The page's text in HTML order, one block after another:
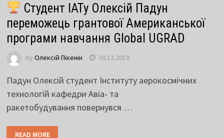
Студент ІАТу Олексій Падун
переможець грантової Американської
програми навчання Global UGRAD
by Олексій Пікенін 30.12.2019
Падун Олексій студент Інституту аерокосмічних
технологій кафедри Авіа- та
ракетобудування повернувся …
READ MORE